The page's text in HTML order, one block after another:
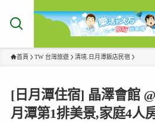
首頁 TW 台灣旅遊 清境.日月潭飯店民宿
[日月潭住宿] 晶澤會館
月潭第1排美景,家庭4人